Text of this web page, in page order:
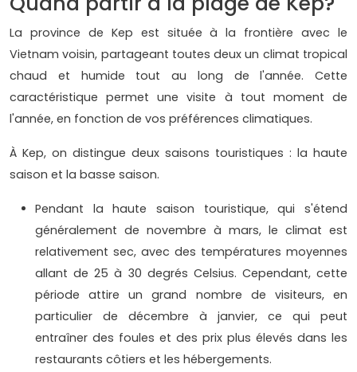
La province de Kep est située à la frontière avec le
Vietnam voisin, partageant toutes deux un climat tropical
chaud et humide tout au long de l'année. Cette
caractéristique permet une visite à tout moment de
l'année, en fonction de vos préférences climatiques.
À Kep, on distingue deux saisons touristiques : la haute
saison et la basse saison.
Pendant la haute saison touristique, qui s'étend
généralement de novembre à mars, le climat est
relativement sec, avec des températures moyennes
allant de 25 à 30 degrés Celsius. Cependant, cette
période attire un grand nombre de visiteurs, en
particulier de décembre à janvier, ce qui peut
entraîner des foules et des prix plus élevés dans les
restaurants côtiers et les hébergements.